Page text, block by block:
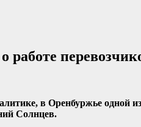
в Оренбуржье одной
Солнцев.